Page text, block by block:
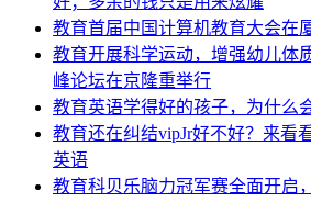
教育首届中国计算机教育大会在
教育开展科学运动，增强幼儿体
峰论坛在京隆重举行
教育英语学得好的孩子，为什么
教育还在纠结vipJr好不好？来看
英语
教育科贝乐脑力冠军赛全面开启